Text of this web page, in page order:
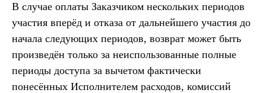
В случае оплаты Заказчиком нескольких периодов
участия вперёд и отказа от дальнейшего участия до
начала следующих периодов, возврат может быть
произведён только за неиспользованные полные
периоды доступа за вычетом фактически
понесённых Исполнителем расходов, комиссий